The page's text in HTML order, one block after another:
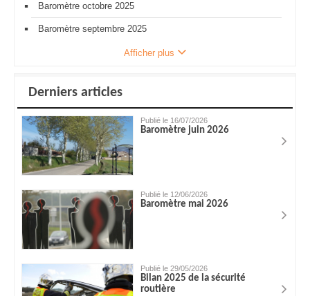
Baromètre octobre 2025
Baromètre septembre 2025
Afficher plus
Derniers articles
Publié le 16/07/2026
Baromètre juin 2026
Publié le 12/06/2026
Baromètre mai 2026
Publié le 29/05/2026
Bilan 2025 de la sécurité
routière